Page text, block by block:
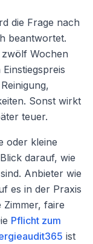
die Frage nach
beantwortet.
Wochen
Sonst wirkt
teuer.
oder kleine
darauf, wie
Anbieter wie
es in der Praxis
faire
Pflicht zum
ist